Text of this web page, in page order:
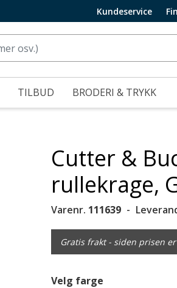
Kundeservice
TILBUD BRODERI & TRYKK
Cutter &
rullekrage,
Varenr. 111639
Gratis frakt - siden prisen
Velg farge